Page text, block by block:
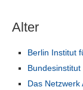
Alter
Berlin Institut
Das